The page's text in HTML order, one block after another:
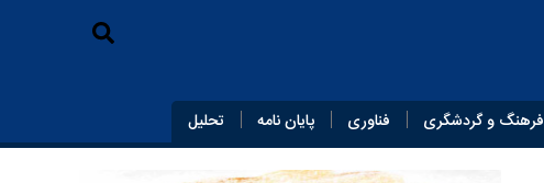
فرهنگ و گردشگری فناوری پایان‌ نامه تحلیل